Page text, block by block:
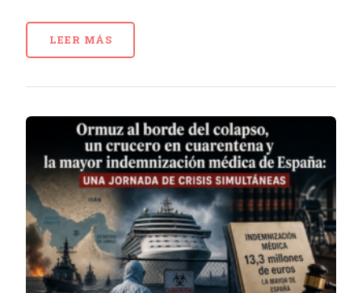
LEER MÁS